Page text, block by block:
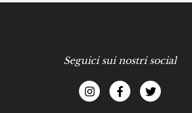
Seguici sui nostri social